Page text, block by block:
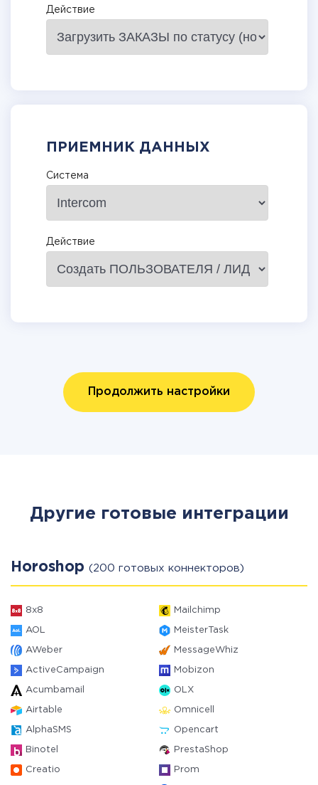
Действие
ПРИЕМНИК ДАННЫХ
Система
Действие
Продолжить настройки
Другие готовые интеграции
Horoshop (200 готовых коннекторов)
8x8 Mailchimp
AOL MeisterTask
AWeber MessageWhiz
ActiveCampaign Mobizon
Acumbamail OLX
Airtable Omnicell
AlphaSMS Opencart
Binotel PrestaShop
Creatio Prom